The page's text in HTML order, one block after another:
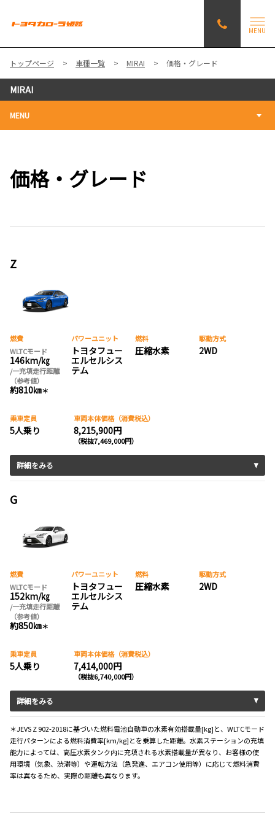
MENU
トップページ 車種一覧 MIRAI 価格・グレード
MIRAI
MENU
価格・グレード
Z
燃費
WLTCモード
146km/㎏
/一充填走行距離
（参考値）
約810㎞＊
パワーユニット
トヨタフュー
エルセルシス
テム
燃料
圧縮水素
駆動方式
2WD
乗車定員
5人乗り
車両本体価格（消費税込）
8,215,900円
（税抜7,469,000円）
詳細をみる
G
燃費
WLTCモード
152km/㎏
/一充填走行距離
（参考値）
約850㎞＊
パワーユニット
トヨタフュー
エルセルシス
テム
燃料
圧縮水素
駆動方式
2WD
乗車定員
5人乗り
車両本体価格（消費税込）
7,414,000円
（税抜6,740,000円）
詳細をみる
＊JEVS Z 902-2018に基づいた燃料電池自動車の水素有効搭載量[kg]と、WLTCモード
走行パターンによる燃料消費率[km/kg]とを乗算した距離。水素ステーションの充填
能力によっては、高圧水素タンク内に充填される水素搭載量が異なり、お客様の使
用環境（気象、渋滞等）や運転方法（急発進、エアコン使用等）に応じて燃料消費
率は異なるため、実際の距離も異なります。